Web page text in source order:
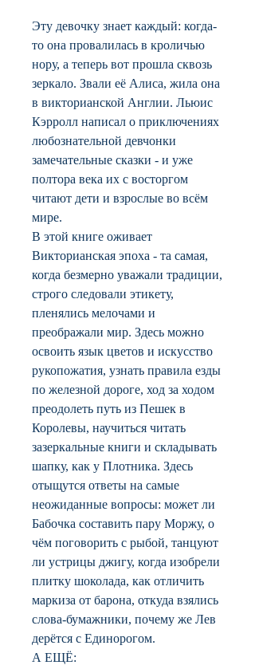
Эту девочку знает каждый: когда-
то она провалилась в кроличью
нору, а теперь вот прошла сквозь
зеркало. Звали её Алиса, жила она
в викторианской Англии. Льюис
Кэрролл написал о приключениях
любознательной девчонки
замечательные сказки - и уже
полтора века их с восторгом
читают дети и взрослые во всём
мире.
В этой книге оживает
Викторианская эпоха - та самая,
когда безмерно уважали традиции,
строго следовали этикету,
пленялись мелочами и
преображали мир. Здесь можно
освоить язык цветов и искусство
рукопожатия, узнать правила езды
по железной дороге, ход за ходом
преодолеть путь из Пешек в
Королевы, научиться читать
зазеркальные книги и складывать
шапку, как у Плотника. Здесь
отыщутся ответы на самые
неожиданные вопросы: может ли
Бабочка составить пару Моржу, о
чём поговорить с рыбой, танцуют
ли устрицы джигу, когда изобрели
плитку шоколада, как отличить
маркиза от барона, откуда взялись
слова-бумажники, почему же Лев
дерётся с Единорогом.
А ЕЩЁ: